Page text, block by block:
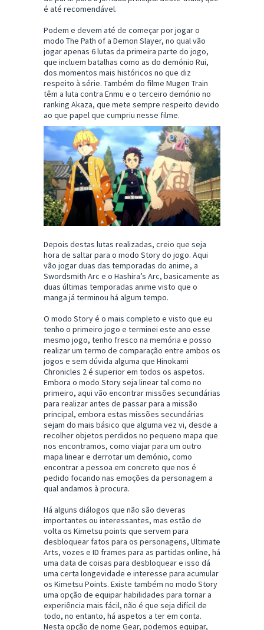
é até recomendável.
Podem e devem até de começar por jogar o
modo The Path of a Demon Slayer, no qual vão
jogar apenas 6 lutas da primeira parte do jogo,
que incluem batalhas como as do demónio Rui,
dos momentos mais históricos no que diz
respeito à série. Também do filme Mugen Train
têm a luta contra Enmu e o terceiro demónio no
ranking Akaza, que mete sempre respeito devido
ao que papel que cumpriu nesse filme.
Depois destas lutas realizadas, creio que seja
hora de saltar para o modo Story do jogo. Aqui
vão jogar duas das temporadas do anime, a
Swordsmith Arc e o Hashira’s Arc, basicamente as
duas últimas temporadas anime visto que o
manga já terminou há algum tempo.
O modo Story é o mais completo e visto que eu
tenho o primeiro jogo e terminei este ano esse
mesmo jogo, tenho fresco na memória e posso
realizar um termo de comparação entre ambos os
jogos e sem dúvida alguma que Hinokami
Chronicles 2 é superior em todos os aspetos.
Embora o modo Story seja linear tal como no
primeiro, aqui vão encontrar missões secundárias
para realizar antes de passar para a missão
principal, embora estas missões secundárias
sejam do mais básico que alguma vez vi, desde a
recolher objetos perdidos no pequeno mapa que
nos encontramos, como viajar para um outro
mapa linear e derrotar um demónio, como
encontrar a pessoa em concreto que nos é
pedido focando nas emoções da personagem a
qual andamos à procura.
Há alguns diálogos que não são deveras
importantes ou interessantes, mas estão de
volta os Kimetsu points que servem para
desbloquear fatos para os personagens, Ultimate
Arts, vozes e ID frames para as partidas online, há
uma data de coisas para desbloquear e isso dá
uma certa longevidade e interesse para acumular
os Kimetsu Points. Existe também no modo Story
uma opção de equipar habilidades para tornar a
experiência mais fácil, não é que seja difícil de
todo, no entanto, há aspetos a ter em conta.
Nesta opção de nome Gear, podemos equipar,